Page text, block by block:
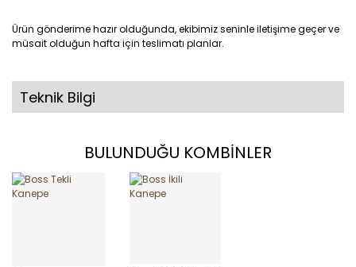
Ürün gönderime hazır olduğunda, ekibimiz seninle iletişime geçer ve
müsait olduğun hafta için teslimatı planlar.
Teknik Bilgi
BULUNDUĞU KOMBİNLER